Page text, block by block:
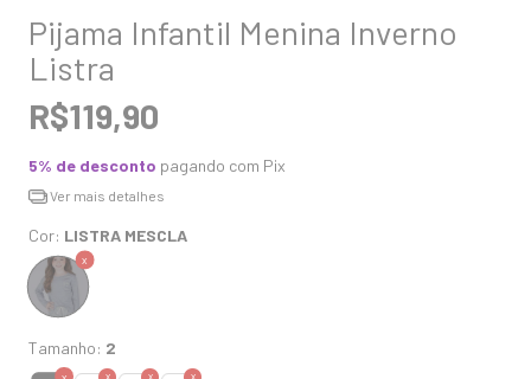
Pijama Infantil Menina Inverno
Listra
R$119,90
5% de desconto pagando com Pix
Ver mais detalhes
Cor: LISTRA MESCLA
Tamanho: 2